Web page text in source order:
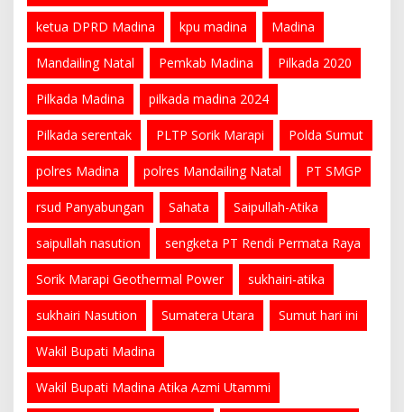
ketua DPRD Madina kpu madina Madina
Mandailing Natal Pemkab Madina Pilkada 2020
Pilkada Madina pilkada madina 2024
Pilkada serentak PLTP Sorik Marapi Polda Sumut
polres Madina polres Mandailing Natal PT SMGP
rsud Panyabungan Sahata Saipullah-Atika
saipullah nasution sengketa PT Rendi Permata Raya
Sorik Marapi Geothermal Power sukhairi-atika
sukhairi Nasution Sumatera Utara Sumut hari ini
Wakil Bupati Madina
Wakil Bupati Madina Atika Azmi Utammi